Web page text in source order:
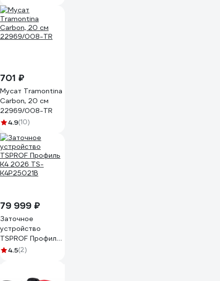
701 ₽
Мусат Tramontina
Carbon, 20 см
22969/008-TR
4.9(10)
79 999 ₽
Заточное
устройство
TSPROF Профиль
К4 2026 TS-
4.5(2)